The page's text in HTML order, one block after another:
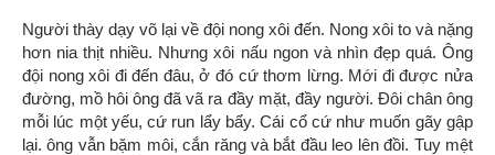
Người thày dạy võ lại về đội nong xôi đến. Nong xôi to và nặng
hơn nia thịt nhiều. Nhưng xôi nấu ngon và nhìn đẹp quá. Ông
đội nong xôi đi đến đâu, ở đó cứ thơm lừng. Mới đi được nửa
đường, mồ hôi ông đã vã ra đầy mặt, đầy người. Đôi chân ông
mỗi lúc một yếu, cứ run lẩy bẩy. Cái cổ cứ như muốn gãy gập
lại. ông vẫn bặm môi, cắn răng và bắt đầu leo lên đồi. Tuy mệt